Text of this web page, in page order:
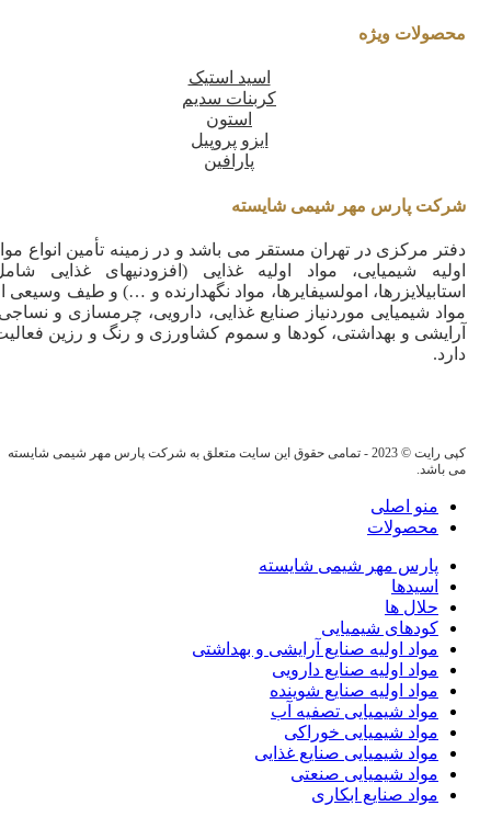
محصولات ویژه
اسید استیک
کربنات سدیم
استون
ایزو پروپیل
پارافین
شرکت پارس مهر شیمی شایسته
دفتر مرکزی در تهران مستقر می باشد و در زمینه تأمین انواع
اولیه شیمیایی، مواد اولیه غذایی (افزودنیهای غذایی
استابیلایزرها، امولسیفایرها، مواد نگهدارنده و …) و طیف وسیعی
مواد شیمیایی موردنیاز صنایع غذایی، دارویی، چرمسازی و
آرایشی و بهداشتی، کودها و سموم کشاورزی و رنگ و رزین
دارد.
کپی رایت © 2023 - تمامی حقوق این سایت متعلق به شرکت پارس مهر شیمی شایسته
می باشد.
منو اصلی
محصولات
پارس مهر شیمی شایسته
اسیدها
حلال ها
کودهای شیمیایی
مواد اولیه صنایع آرایشی و بهداشتی
مواد اولیه صنایع دارویی
مواد اولیه صنایع شوینده
مواد شیمیایی تصفیه آب
مواد شیمیایی خوراکی
مواد شیمیایی صنایع غذایی
مواد شیمیایی صنعتی
مواد صنایع ابکاری